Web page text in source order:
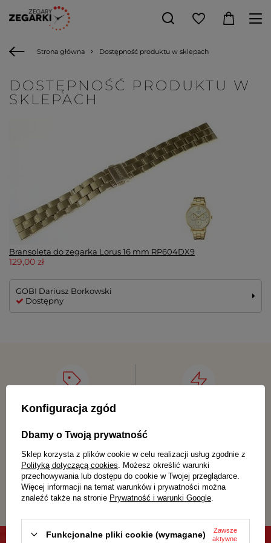
Strona główna Dostępność produktu w sklepach
DOSTĘPNOŚĆ PRODUKTU W
SKLEPACH
Bransoleta do zegarka Lorus 16 mm RP604DX9
129,00 zł
GOBI Dariusz Borkowski
Dostępny
Atrakcyjne ceny
produktów
Darmowa dostawa
dla zamówień od 69 zł
Gwarancja satysfakcji
Konfiguracja zgód
Dbamy o Twoją prywatność
Sklep korzysta z plików cookie w celu realizacji usług zgodnie z
Polityką dotyczącą cookies . Możesz określić warunki
przechowywania lub dostępu do cookie w Twojej przeglądarce.
Więcej informacji na temat warunków i prywatności można
znaleźć także na stronie Prywatność i warunki Google
Funkcjonalne pliki cookie (wymagane)
Zawsze
aktywne